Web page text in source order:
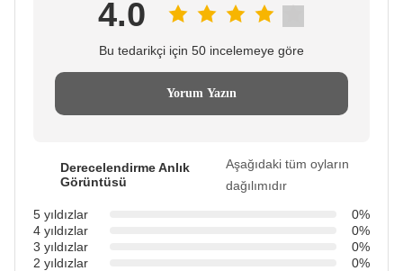
4.0
Bu tedarikçi için 50 incelemeye göre
Yorum Yazın
Derecelendirme Anlık
Görüntüsü
Aşağıdaki tüm oyların
dağılımıdır
5 yıldızlar
0%
4 yıldızlar
0%
3 yıldızlar
0%
2 yıldızlar
0%